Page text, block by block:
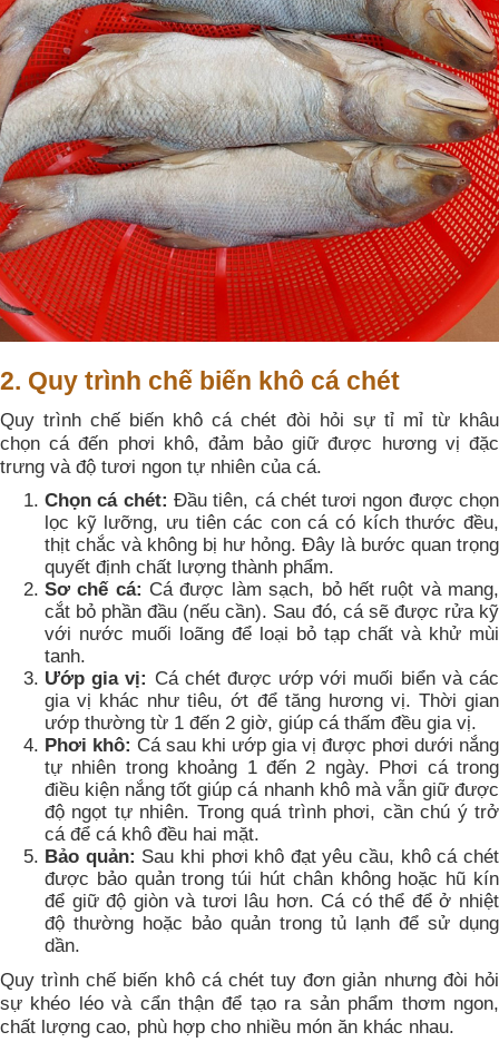
2. Quy trình chế biến khô cá chét
Quy trình chế biến khô cá chét đòi hỏi sự tỉ mỉ từ khâu
chọn cá đến phơi khô, đảm bảo giữ được hương vị đặc
trưng và độ tươi ngon tự nhiên của cá.
Chọn cá chét: Đầu tiên, cá chét tươi ngon được chọn
lọc kỹ lưỡng, ưu tiên các con cá có kích thước đều,
thịt chắc và không bị hư hỏng. Đây là bước quan trọng
quyết định chất lượng thành phẩm.
Sơ chế cá: Cá được làm sạch, bỏ hết ruột và mang,
cắt bỏ phần đầu (nếu cần). Sau đó, cá sẽ được rửa kỹ
với nước muối loãng để loại bỏ tạp chất và khử mùi
tanh.
Ướp gia vị: Cá chét được ướp với muối biển và các
gia vị khác như tiêu, ớt để tăng hương vị. Thời gian
ướp thường từ 1 đến 2 giờ, giúp cá thấm đều gia vị.
Phơi khô: Cá sau khi ướp gia vị được phơi dưới nắng
tự nhiên trong khoảng 1 đến 2 ngày. Phơi cá trong
điều kiện nắng tốt giúp cá nhanh khô mà vẫn giữ được
độ ngọt tự nhiên. Trong quá trình phơi, cần chú ý trở
cá để cá khô đều hai mặt.
Bảo quản: Sau khi phơi khô đạt yêu cầu, khô cá chét
được bảo quản trong túi hút chân không hoặc hũ kín
để giữ độ giòn và tươi lâu hơn. Cá có thể để ở nhiệt
độ thường hoặc bảo quản trong tủ lạnh để sử dụng
dần.
Quy trình chế biến khô cá chét tuy đơn giản nhưng đòi hỏi
sự khéo léo và cẩn thận để tạo ra sản phẩm thơm ngon,
chất lượng cao, phù hợp cho nhiều món ăn khác nhau.